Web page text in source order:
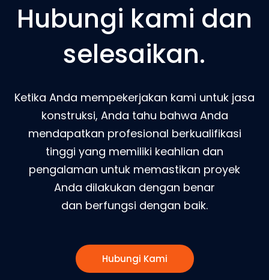
Hubungi kami dan
selesaikan.
Ketika Anda mempekerjakan kami untuk jasa
konstruksi, Anda tahu bahwa Anda
mendapatkan profesional berkualifikasi
tinggi yang memiliki keahlian dan
pengalaman untuk memastikan proyek
Anda dilakukan dengan benar
dan berfungsi dengan baik.
Hubungi Kami